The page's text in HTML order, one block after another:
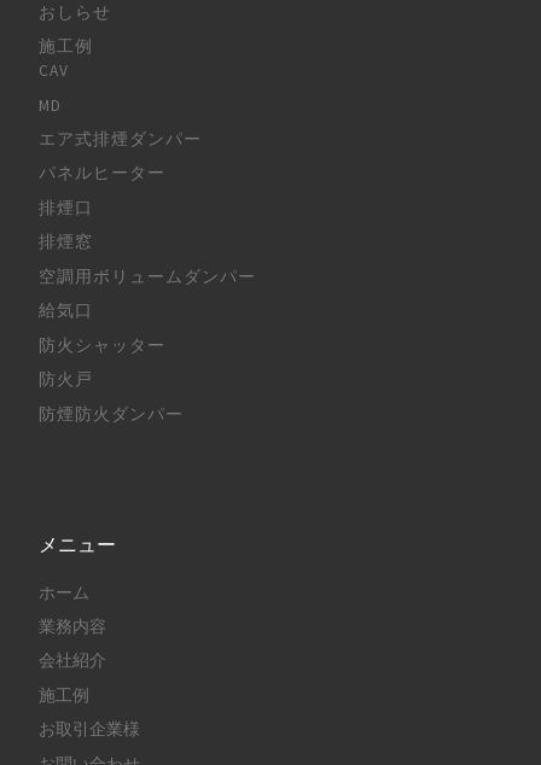
おしらせ
施工例
CAV
MD
エア式排煙ダンパー
パネルヒーター
排煙口
排煙窓
空調用ボリュームダンパー
給気口
防火シャッター
防火戸
防煙防火ダンパー
メニュー
ホーム
業務内容
会社紹介
施工例
お取引企業様